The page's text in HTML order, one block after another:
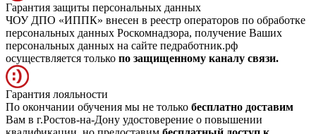
Гарантия защиты персональных данных
ЧОУ ДПО «ИППК» внесен в реестр операторов по обработке
персональных данных Роскомнадзора, получение Ваших
персональных данных на сайте педработник.рф
осуществляется только по защищенному каналу связи.
Гарантия лояльности
По окончании обучения мы не только бесплатно доставим
Вам в г.Ростов-на-Дону удостоверение о повышении